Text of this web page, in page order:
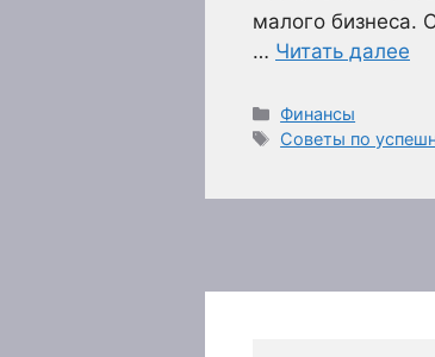
малого бизнеса.
… Читать далее
Рубрики
Финансы
Метки
Советы по